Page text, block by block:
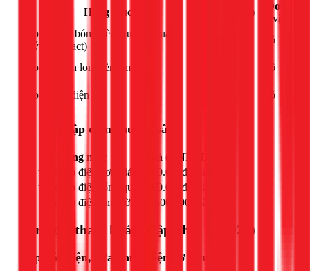
Hạng mục Giá (VNĐ)
Đơn
vị
Lắp mới bộ bóng đèn Huỳnh Quang
(tuýp/compact)
bộ
Lắp mới đèn lon, đèn âm trần bộ
Lắp ổ cắm điện nổi bộ
Dò tìm chập điện chuyên sâu
Hạng mục Giá (VNĐ)
Dò tìm chập điện đơn giản
300.000đ
Dò tìm chập điện tổng quan
800.000đ
Dò tìm chập điện âm tường
1.500.000đ lần
Bảng giá tham khảo (Cập nhật 03/2026)
Lắp đặt điện, sửa chữa điện cơ bản